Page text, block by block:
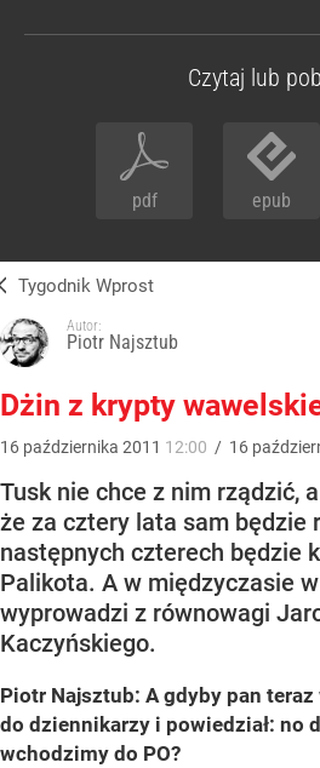
Czytaj lub
pdf epub
Tygodnik Wprost
Autor:
Piotr Najsztub
Dżin z krypty
16 października 2011 12:00 / 16
Tusk nie chce z nim rządzić,
że za cztery lata sam będzie
następnych czterech będzie
Palikota. A w międzyczasie
wyprowadzi z równowagi
Kaczyńskiego.
Piotr Najsztub: A gdyby pan teraz
do dziennikarzy i powiedział: no
wchodzimy do PO?